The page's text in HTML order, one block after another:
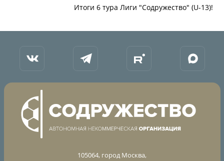
Итоги 6 тура Лиги "Содружество" (U-13)!
105064, город Москва,